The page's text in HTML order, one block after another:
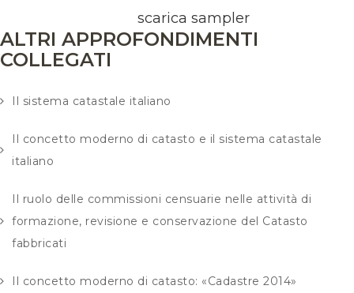
scarica sampler
ALTRI APPROFONDIMENTI
COLLEGATI
Il sistema catastale italiano
Il concetto moderno di catasto e il sistema catastale
italiano
Il ruolo delle commissioni censuarie nelle attività di
formazione, revisione e conservazione del Catasto
fabbricati
Il concetto moderno di catasto: «Cadastre 2014»